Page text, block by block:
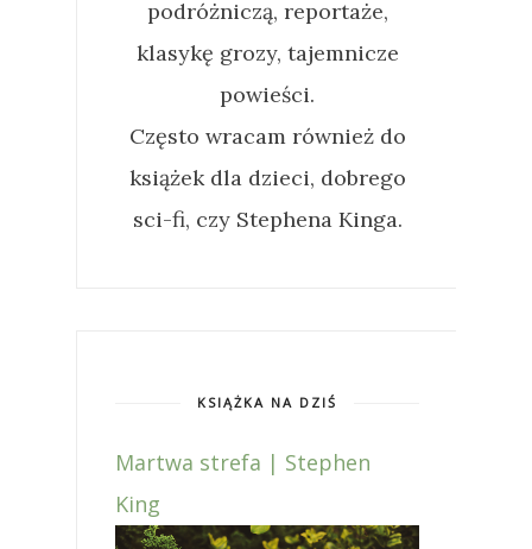
podróżniczą, reportaże,
klasykę grozy, tajemnicze
powieści.
Często wracam również do
książek dla dzieci, dobrego
sci-fi, czy Stephena Kinga.
KSIĄŻKA NA DZIŚ
Martwa strefa | Stephen
King